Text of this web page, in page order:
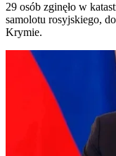
29 osób zginęło w
samolotu rosyjskiego,
Krymie.